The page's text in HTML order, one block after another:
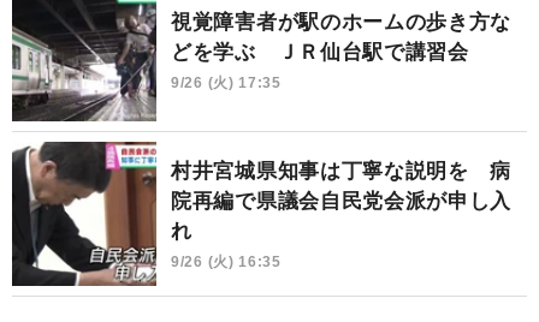
視覚障害者が駅のホームの歩き方な
どを学ぶ ＪＲ仙台駅で講習会
9/26 (火) 17:35
村井宮城県知事は丁寧な説明を 病
院再編で県議会自民党会派が申し入
れ
9/26 (火) 16:35